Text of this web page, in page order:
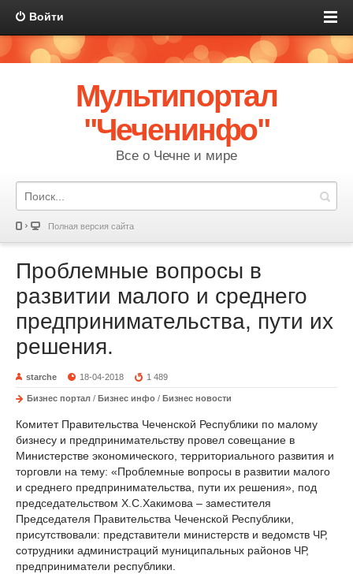
Войти
Мультипортал
"Чеченинфо"
Все о Чечне и мире
Полная версия сайта
Проблемные вопросы в
развитии малого и среднего
предпринимательства, пути их
решения.
starche 18-04-2018 1 489
Бизнес портал / Бизнес инфо / Бизнес новости
Комитет Правительства Чеченской Республики по малому
бизнесу и предпринимательству провел совещание в
Министерстве экономического, территориального развития и
торговли на тему: «Проблемные вопросы в развитии малого
и среднего предпринимательства, пути их решения», под
председательством Х.С.Хакимова – заместителя
Председателя Правительства Чеченской Республики,
присутствовали: представители министерств и ведомств ЧР,
сотрудники администраций муниципальных районов ЧР,
предприниматели республики.